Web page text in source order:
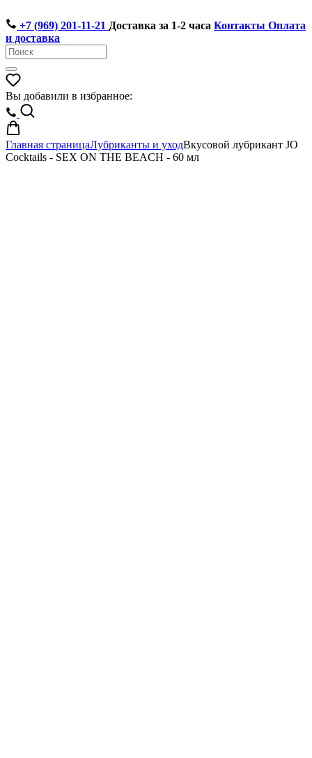
+7 (969) 201-11-21 Доставка за 1-2 часа Контакты Оплата
и доставка
Вы добавили в избранное:
Главная страницаЛубриканты и уходВкусовой лубрикант JO
Cocktails - SEX ON THE BEACH - 60 мл